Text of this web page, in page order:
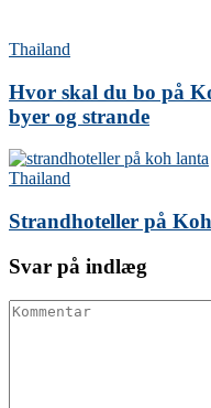
Thailand
Hvor skal du bo på
byer og strande
Thailand
Strandhoteller på
Svar på indlæg